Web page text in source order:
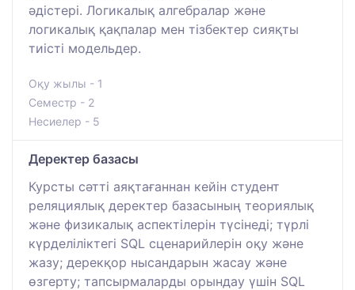
әдістері. Логикалық алгебралар және
логикалық қақпалар мен тізбектер сияқты
тиісті модельдер.
Оқу жылы - 1
Семестр - 2
Несиелер - 5
Деректер базасы
Курсты сәтті аяқтағаннан кейін студент
реляциялық деректер базасының теориялық
және физикалық аспектілерін түсінеді; түрлі
күрделіліктегі SQL сценарийлерін оқу және
жазу; дерекқор нысандарын жасау және
өзгерту; тапсырмаларды орындау үшін SQL